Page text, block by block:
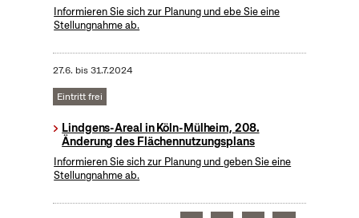
Informieren Sie sich zur Planung und ebe Sie eine
Stellungnahme ab.
27.6. bis31.7.2024
Eintritt frei
Lindgens-Areal in Köln-Mülheim, 208.
Änderung des Flächennutzungsplans
Informieren Sie sich zur Planung und geben Sie eine
Stellungnahme ab.